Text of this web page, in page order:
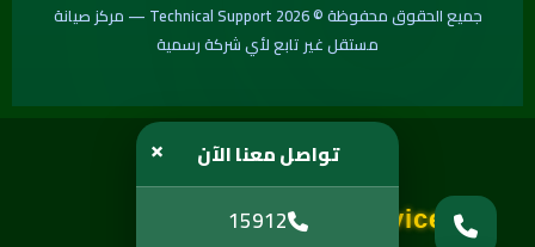
جميع الحقوق محفوظة © 2026 Technical Support — مركز صيانة
مستقل غير تابع لأي شركة رسمية
NilNet Web Services
تواصل معنا الآن ×
15912